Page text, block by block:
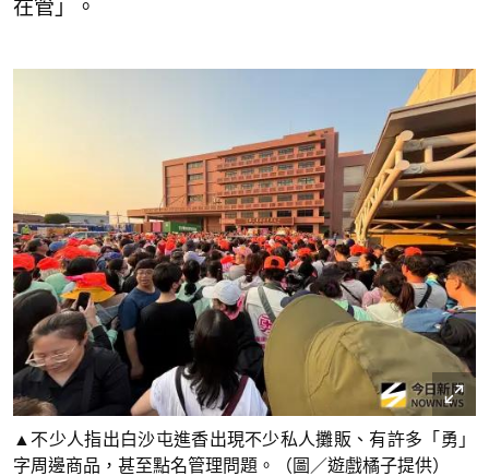
在管」。
▲不少人指出白沙屯進香出現不少私人攤販、有許多「勇」
字周邊商品，甚至點名管理問題。（圖／遊戲橘子提供）